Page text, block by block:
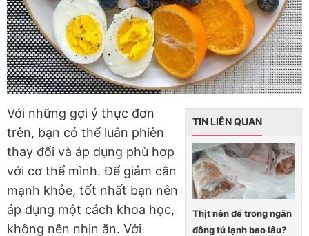
TIN LIÊN QUAN
Thịt nên để trong ngăn
đông tủ lạnh bao lâu?
Với những gợi ý thực đơn
trên, bạn có thể luân phiên
thay đổi và áp dụng phù hợp
với cơ thể mình. Để giảm cân
mạnh khỏe, tốt nhất bạn nên
áp dụng một cách khoa học,
không nên nhịn ăn. Với